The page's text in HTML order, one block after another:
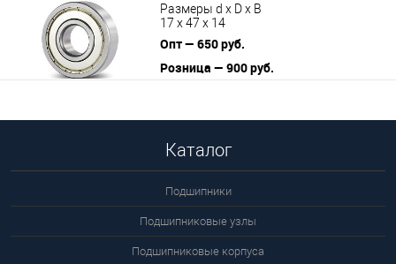
Размеры d x D x B
17 x 47 x 14
Опт — 650 руб.
Розница — 900 руб.
Каталог
Подшипники
Подшипниковые узлы
Подшипниковые корпуса